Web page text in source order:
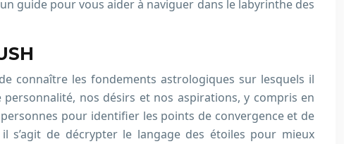
guide pour vous aider à naviguer dans le labyrinthe des
connaître les fondements astrologiques sur lesquels il
nos désirs et nos aspirations, y compris en
pour identifier les points de convergence et de
s’agit de décrypter le langage des étoiles pour mieux